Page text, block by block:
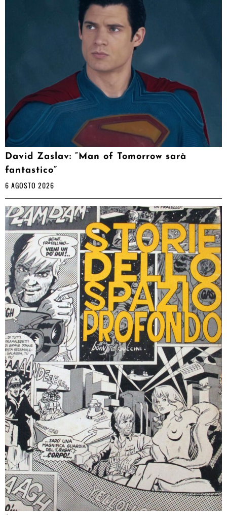
David Zaslav: “Man of Tomorrow sarà
fantastico”
6 AGOSTO 2026